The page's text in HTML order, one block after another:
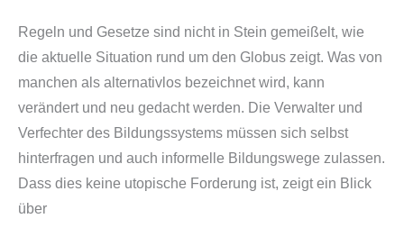
Regeln und Gesetze sind nicht in Stein gemeißelt, wie
die aktuelle Situation rund um den Globus zeigt. Was von
manchen als alternativlos bezeichnet wird, kann
verändert und neu gedacht werden. Die Verwalter und
Verfechter des Bildungssystems müssen sich selbst
hinterfragen und auch informelle Bildungswege zulassen.
Dass dies keine utopische Forderung ist, zeigt ein Blick
über